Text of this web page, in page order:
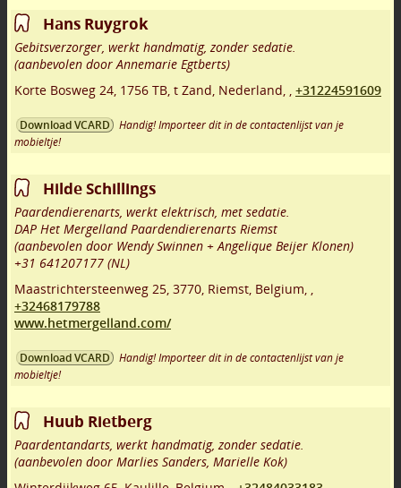
Hans Ruygrok
Gebitsverzorger, werkt handmatig, zonder sedatie.
(aanbevolen door Annemarie Egtberts)
Korte Bosweg 24 1756 TB t Zand Nederland, +31224591609
Download VCARD
Handig! Importeer dit in de contactenlijst van je
mobieltje!
Hilde Schillings
Paardendierenarts, werkt elektrisch, met sedatie.
DAP Het Mergelland Paardendierenarts Riemst
(aanbevolen door Wendy Swinnen + Angelique Beijer Klonen)
+31 641207177 (NL)
Maastrichtersteenweg 25 3770 Riemst Belgium,
+32468179788
www.hetmergelland.com/
Download VCARD
Handig! Importeer dit in de contactenlijst van je
mobieltje!
Huub Rietberg
Paardentandarts, werkt handmatig, zonder sedatie.
(aanbevolen door Marlies Sanders, Marielle Kok)